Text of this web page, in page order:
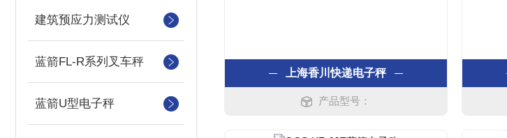
建筑预应力测试仪
蓝箭FL-R系列叉车秤
蓝箭U型电子秤
上海香川快递电子秤
产品型号：